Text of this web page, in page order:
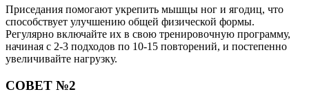
Приседания помогают укрепить мышцы ног и ягодиц, что
способствует улучшению общей физической формы.
Регулярно включайте их в свою тренировочную программу,
начиная с 2-3 подходов по 10-15 повторений, и постепенно
увеличивайте нагрузку.
СОВЕТ №2